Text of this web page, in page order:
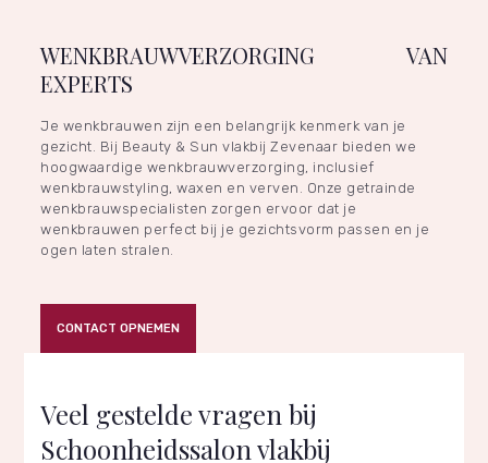
WENKBRAUWVERZORGING VAN
EXPERTS
Je wenkbrauwen zijn een belangrijk kenmerk van je
gezicht. Bij Beauty & Sun vlakbij Zevenaar bieden we
hoogwaardige wenkbrauwverzorging, inclusief
wenkbrauwstyling, waxen en verven. Onze getrainde
wenkbrauwspecialisten zorgen ervoor dat je
wenkbrauwen perfect bij je gezichtsvorm passen en je
ogen laten stralen.
CONTACT OPNEMEN
Veel gestelde vragen bij
Schoonheidssalon vlakbij